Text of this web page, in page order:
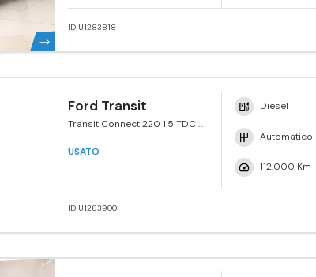
ID U1283818
Ford Transit
Transit Connect 220 1.5 TDCi
USATO
Diesel
Automatico
112.000 Km
ID U1283900